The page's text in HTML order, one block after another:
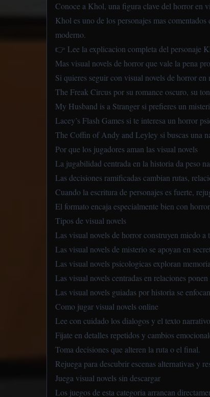
Conoce a Khol, una figura clave del horror en
Khol es uno de los personajes mas
moderno.
👉 Lee la explicacion completa del personaje
Mas visual novels de horror que vale la pena
Si quieres seguir con visual novels de horror
The Freak Circus por su romance oscuro, su
My Husband is a Stranger si prefieres un
Lacey’s Flash Games si te interesa un horror
The Coffin of Andy and Leyley si buscas una
Por que los jugadores aman las visual novels
La jugabilidad centrada en la historia da peso
Las decisiones ramificadas cambian rutas,
Cuando la escritura de personajes es fuerte,
El formato encaja especialmente bien con
Tipos de visual novels
Las visual novels de horror construyen miedo
Las visual novels de misterio se apoyan en
Las visual novels psicologicas exploran
Las visual novels centradas en relaciones
Las visual novels guiadas por historia se
Como jugar visual novels online
Lee con cuidado los dialogos y el texto
Fijate en detalles repetidos y cambios
Toma decisiones que alteren la ruta o el final.
Rejuega para descubrir escenas alternativas y
Juega visual novels sin descargar
Los juegos de esta categoria arrancan